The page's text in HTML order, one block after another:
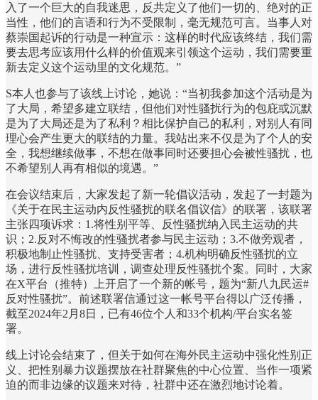
入了一个巨大的自我迷思，反共定义了他们一切的、绝对的正
当性，他们的言语和行为不受限制，毫无规范可言。当事人对
蔡崇国起诉的行动是一种宣示：这样的时代应该终结，我们需
要去思考应该用什么样的价值观来引领这个运动，我们需要重
新去定义这个运动里的文化规范。”
S本人也参与了该线上讨论，她说：“当初我参加这个活动是为
了大局，希望多建立联结，但他们对性骚扰行为的包庇或沉默
是为了大局还是为了私利？相比保护自己的私利，对别人有同
理心会产生更大的联结的力量。我站出来不仅是为了个人的安
全，我想继续做事，不想在做事同时还要担心会被性骚扰，也
不希望别人再有相似的境遇。”
在会议结束后，大家发起了新一轮倡议活动，发起了一封题为
《关于在民主运动内反性骚扰的联名倡议信》的联署，该联署
主张四项诉求：1.将性别平等、反性骚扰纳入民主运动的共
识；2.反对不悔改的性骚扰者参与民主运动；3.不做旁观者，
积极地制止性骚扰、支持受害者；4.机构明确反性骚扰的立
场，进行反性骚扰培训，调查处理反性骚扰个案。同时，大家
在X平台（推特）上开启了一个新的帐号，题为“新八九民运#
反对性骚扰”。前述联署信通过这一帐号平台得以广泛传播，
截至2024年2月8日，已有46位个人和33个机构/平台实名签
署。
线上讨论会结束了，但关于如何在海外民主运动中强化性别正
义、把性别暴力议题摆放在社群聚焦的中心位置、当作一项紧
迫的而非边缘的议题来对待，社群中还在激烈地讨论着。